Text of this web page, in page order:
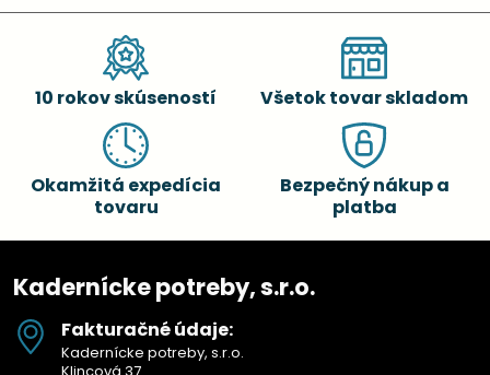
10 rokov skúseností Všetok tovar skladom
Okamžitá expedícia
tovaru
Bezpečný nákup a
platba
Kadernícke potreby, s.r.o.
Fakturačné údaje:
Kadernícke potreby, s.r.o.